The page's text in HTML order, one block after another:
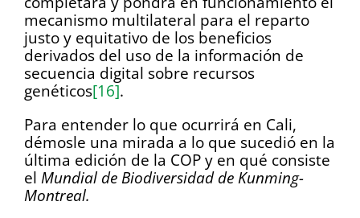
mecanismo multilateral para el reparto
justo y equitativo de los beneficios
derivados del uso de la información de
secuencia digital sobre recursos
genéticos[16].
Para entender lo que ocurrirá en Cali,
démosle una mirada a lo que sucedió en la
última edición de la COP y en qué consiste
el Mundial de Biodiversidad de Kunming-
Montreal.